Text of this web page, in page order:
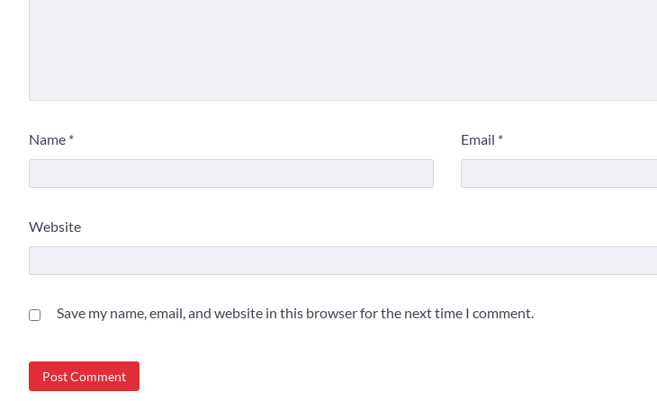
Name * Email *
Website
Save my name, email, and website in this browser for the next time I comment.